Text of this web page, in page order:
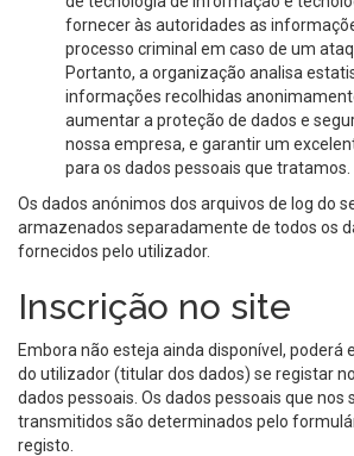
fornecer às autoridades as
processo criminal em caso de um
Portanto, a organização analisa
informações recolhidas
aumentar a proteção de dados e
nossa empresa, e garantir um
para os dados pessoais que tratamos.
Os dados anónimos dos arquivos de log do
armazenados separadamente de todos os
fornecidos pelo utilizador.
Inscrição no site
Embora não esteja ainda disponível, poderá
do utilizador (titular dos dados) se registar
dados pessoais. Os dados pessoais que nos
transmitidos são determinados pelo
registo.